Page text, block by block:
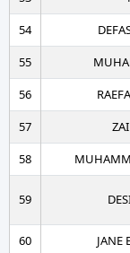
54
55
56
57
58
59
60
JANE